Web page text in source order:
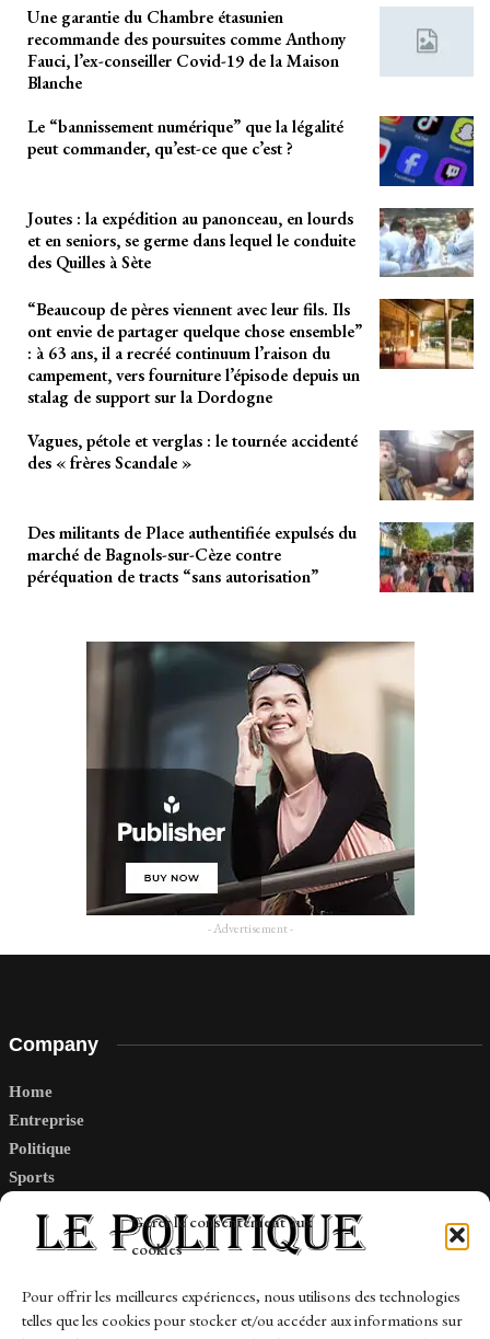
Gérer le consentement aux
cookies
Pour offrir les meilleures expériences, nous utilisons des technologies
telles que les cookies pour stocker et/ou accéder aux informations sur
Une garantie du Chambre étasunien
recommande des poursuites comme Anthony
Fauci, l’ex-conseiller Covid-19 de la Maison
Blanche
Le “bannissement numérique” que la légalité
peut commander, qu’est-ce que c’est ?
Joutes : la expédition au panonceau, en lourds
et en seniors, se germe dans lequel le conduite
des Quilles à Sète
“Beaucoup de pères viennent avec leur fils. Ils
ont envie de partager quelque chose ensemble”
: à 63 ans, il a recréé continuum l’raison du
campement, vers fourniture l’épisode depuis un
stalag de support sur la Dordogne
Vagues, pétole et verglas : le tournée accidenté
des « frères Scandale »
Des militants de Place authentifiée expulsés du
marché de Bagnols-sur-Cèze contre
péréquation de tracts “sans autorisation”
- Advertisement -
Company
Home
Entreprise
Politique
Sports